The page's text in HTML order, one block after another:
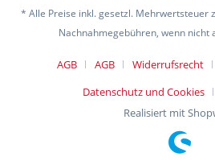
* Alle Preise inkl. gesetzl. Mehrwertsteuer
Nachnahmegebühren, wenn nicht
AGB AGB Widerrufsrecht
Datenschutz und Cookies
Realisiert mit